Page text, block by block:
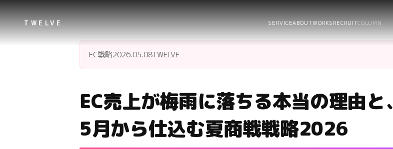
TWELVE SERVICEABOUTWORKSRECRUITCOLUMN
EC戦略2026.05.08TWELVE
EC売上が梅雨に落ちる本当の理由と、
5月から仕込む夏商戦戦略2026